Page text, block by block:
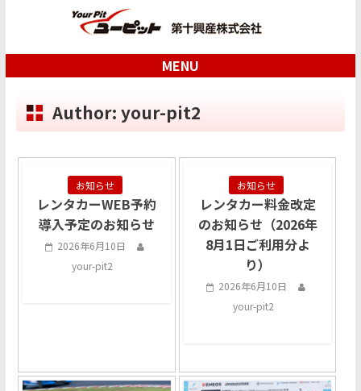
MENU
Author: your-pit2
お知らせ
レンタカーWEB予約
導入予定のお知らせ
2026年6月10日
your-pit2
お知らせ
レンタカー料金改定
のお知らせ（2026年
8月1日ご利用分よ
り）
2026年6月10日
your-pit2